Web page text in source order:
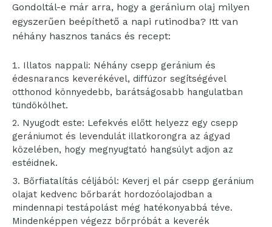
Gondoltál-e már arra, hogy a geránium olaj milyen
egyszerűen beépíthető a napi rutinodba? Itt van
néhány hasznos tanács és recept:
Illatos nappali: Néhány csepp geránium és
édesnarancs keverékével, diffúzor segítségével
otthonod könnyedebb, barátságosabb hangulatban
tündökölhet.
Nyugodt este: Lefekvés előtt helyezz egy csepp
gerániumot és levendulát illatkorongra az ágyad
közelében, hogy megnyugtató hangsúlyt adjon az
estéidnek.
Bőrfiatalítás céljából: Keverj el pár csepp geránium
olajat kedvenc bőrbarát hordozóolajodban a
mindennapi testápolást még hatékonyabbá téve.
Mindenképpen végezz bőrpróbát a keverék